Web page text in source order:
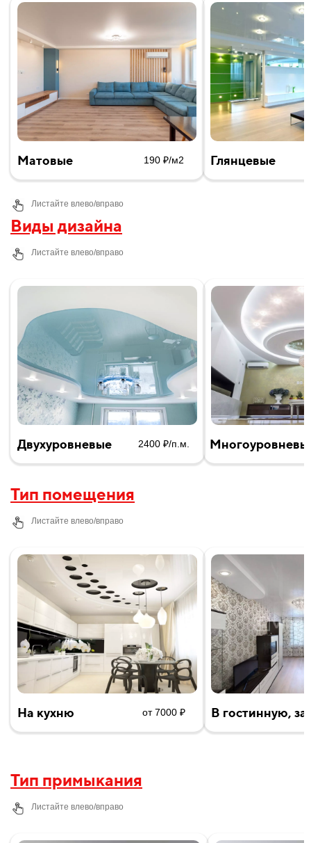
Матовые 190 ₽/м2 Глянцевые
Листайте влево/вправо
Виды дизайна
Листайте влево/вправо
Двухуровневые 2400 ₽/п.м.
Тип помещения
Листайте влево/вправо
На кухню от 7000 ₽ В гостинную,
Тип примыкания
Листайте влево/вправо